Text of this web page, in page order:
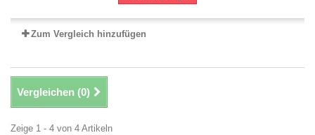
Zum Vergleich hinzufügen
Vergleichen (0)
Zeige 1 - 4 von 4 Artikeln